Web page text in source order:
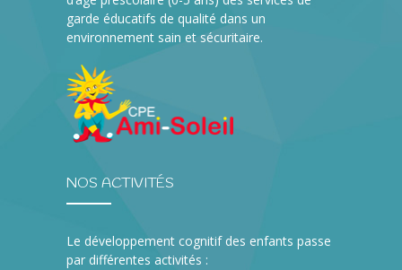
garde éducatifs de qualité dans un
environnement sain et sécuritaire.
NOS ACTIVITÉS
Le développement cognitif des enfants passe
par différentes activités :